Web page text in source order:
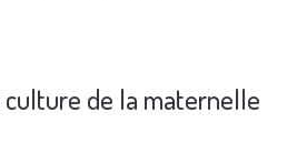
culture de la maternelle